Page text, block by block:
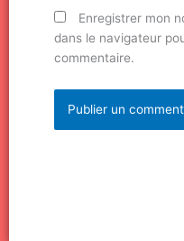
Enregistrer mon
dans le navigateur
commentaire.